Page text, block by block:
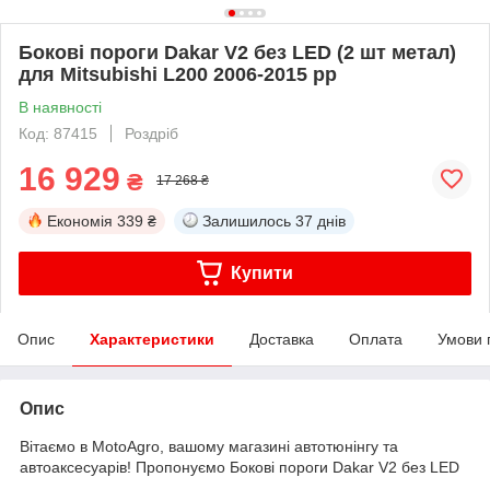
Бокові пороги Dakar V2 без LED (2 шт метал)
для Mitsubishi L200 2006-2015 рр
В наявності
Код: 87415
Роздріб
16 929 ₴ 17 268 ₴
Економія 339 ₴ Залишилось 37 днів
Купити
Опис Характеристики Доставка Оплата Умови
Опис
Вітаємо в MotoAgro, вашому магазині автотюнінгу та
автоаксесуарів! Пропонуємо Бокові пороги Dakar V2 без LED